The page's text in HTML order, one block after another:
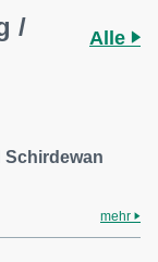
/
Alle
mehr